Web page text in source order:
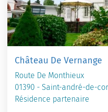
Château De Vernange
Route De Monthieux
01390 - Saint-andré-de-
Résidence partenaire